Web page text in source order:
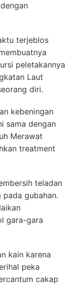
terjeblos
peletakannya
Laut
diri.
kebeningan
sama dengan
Merawat
treatment
teladan
gubahan.
gara-gara
kain karena
peka
cakap